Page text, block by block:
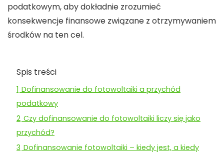
podatkowym, aby dokładnie zrozumieć
konsekwencje finansowe związane z otrzymywaniem
środków na ten cel.
Spis treści
1 Dofinansowanie do fotowoltaiki a przychód
podatkowy
2 Czy dofinansowanie do fotowoltaiki liczy się jako
przychód?
3 Dofinansowanie fotowoltaiki – kiedy jest, a kiedy